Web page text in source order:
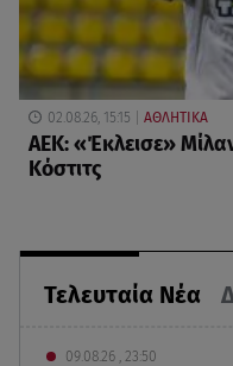
Τελευταία Νέα
09.08.26 , 23:50
02.08.26, 15:15 ΑΘΛΗΤΙΚΑ
ΑΕΚ: «Έκλεισε» Μίλαν
Κόστιτς